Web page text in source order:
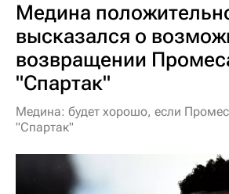
Медина
высказался о
возвращении
"Спартак"
Медина: будет хорошо, если Промес
"Спартак"